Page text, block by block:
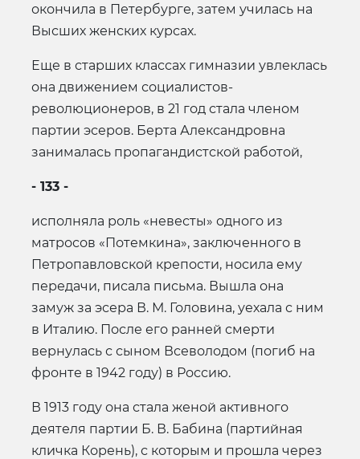
окончила в Петербурге, затем училась на
Высших женских курсах.
Еще в старших классах гимназии увлеклась
она движением социалистов-
революционеров, в 21 год стала членом
партии эсеров. Берта Александровна
занималась пропагандистской работой,
- 133 -
исполняла роль «невесты» одного из
матросов «Потемкина», заключенного в
Петропавловской крепости, носила ему
передачи, писала письма. Вышла она
замуж за эсера В. М. Головина, уехала с ним
в Италию. После его ранней смерти
вернулась с сыном Всеволодом (погиб на
фронте в 1942 году) в Россию.
В 1913 году она стала женой активного
деятеля партии Б. В. Бабина (партийная
кличка Корень), с которым и прошла через